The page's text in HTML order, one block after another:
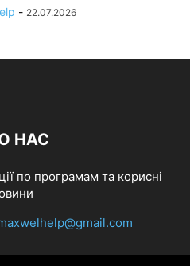
- 22.07.2026
НАС
по програмам та корисні